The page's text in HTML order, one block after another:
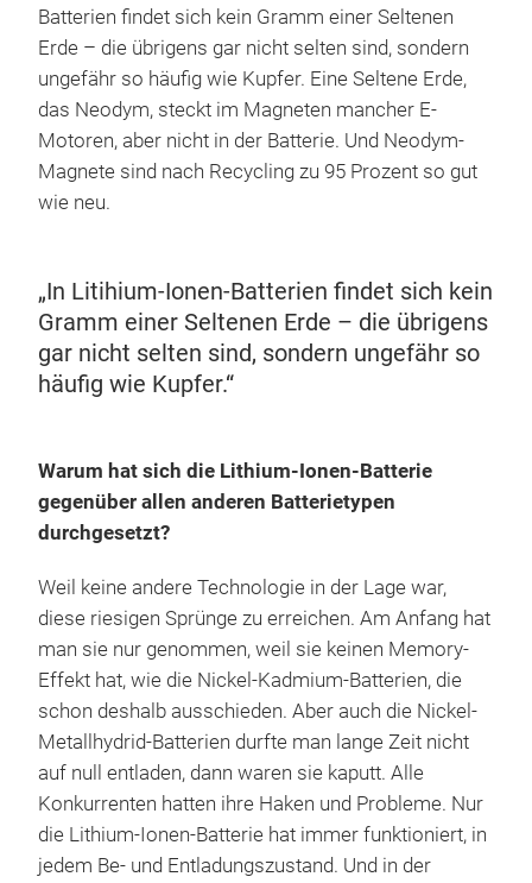
Batterien findet sich kein Gramm einer Seltenen
Erde – die übrigens gar nicht selten sind, sondern
ungefähr so häufig wie Kupfer. Eine Seltene Erde,
das Neodym, steckt im Magneten mancher E-
Motoren, aber nicht in der Batterie. Und Neodym-
Magnete sind nach Recycling zu 95 Prozent so gut
wie neu.
„In Litihium-Ionen-Batterien findet sich kein
Gramm einer Seltenen Erde – die übrigens
gar nicht selten sind, sondern ungefähr so
häufig wie Kupfer.“
Warum hat sich die Lithium-Ionen-Batterie
gegenüber allen anderen Batterietypen
durchgesetzt?
Weil keine andere Technologie in der Lage war,
diese riesigen Sprünge zu erreichen. Am Anfang hat
man sie nur genommen, weil sie keinen Memory-
Effekt hat, wie die Nickel-Kadmium-Batterien, die
schon deshalb ausschieden. Aber auch die Nickel-
Metallhydrid-Batterien durfte man lange Zeit nicht
auf null entladen, dann waren sie kaputt. Alle
Konkurrenten hatten ihre Haken und Probleme. Nur
die Lithium-Ionen-Batterie hat immer funktioniert, in
jedem Be- und Entladungszustand. Und in der